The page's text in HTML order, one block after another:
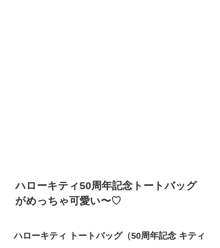
ハローキティ50周年記念トートバッグ
がめっちゃ可愛い〜♡
ハローキティ トートバッグ（50周年記念 キティ